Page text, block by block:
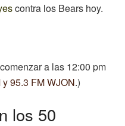
contra los Bears hoy.
a las 12:00 pm
95.3 FM WJON.)
los 50